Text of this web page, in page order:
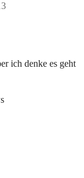
ich denke es geht